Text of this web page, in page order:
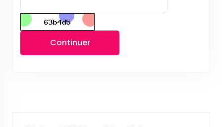
Continuer